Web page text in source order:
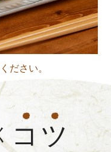
ださい。
コ ツ